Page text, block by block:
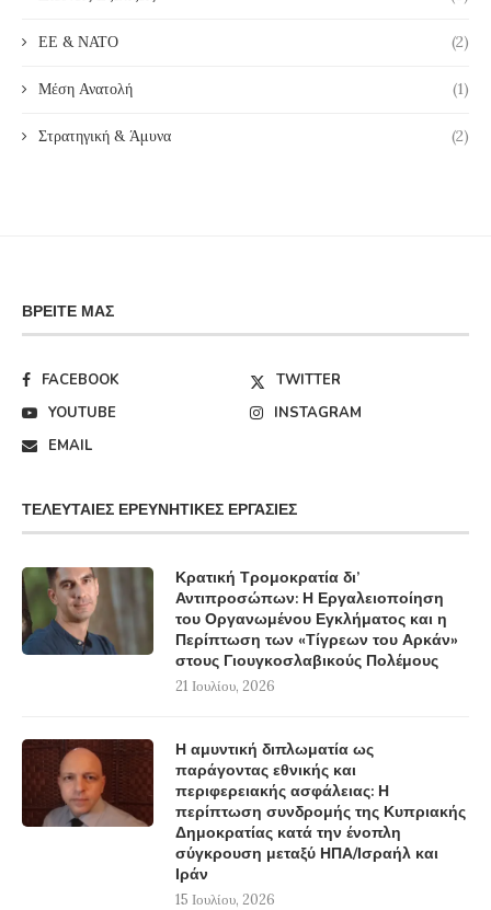
ΕΕ & ΝΑΤΟ (2)
Μέση Ανατολή (1)
Στρατηγική & Άμυνα (2)
ΒΡΕΊΤΕ ΜΑΣ
FACEBOOK
TWITTER
YOUTUBE
INSTAGRAM
EMAIL
ΤΕΛΕΥΤΑΊΕΣ ΕΡΕΥΝΗΤΙΚΈΣ ΕΡΓΑΣΊΕΣ
Κρατική Τρομοκρατία δι’
Αντιπροσώπων: Η Εργαλειοποίηση
του Οργανωμένου Εγκλήματος και η
Περίπτωση των «Τίγρεων του Αρκάν»
στους Γιουγκοσλαβικούς Πολέμους
21 Ιουλίου, 2026
Η αμυντική διπλωματία ως
παράγοντας εθνικής και
περιφερειακής ασφάλειας: Η
περίπτωση συνδρομής της Κυπριακής
Δημοκρατίας κατά την ένοπλη
σύγκρουση μεταξύ ΗΠΑ/Ισραήλ και
Ιράν
15 Ιουλίου, 2026